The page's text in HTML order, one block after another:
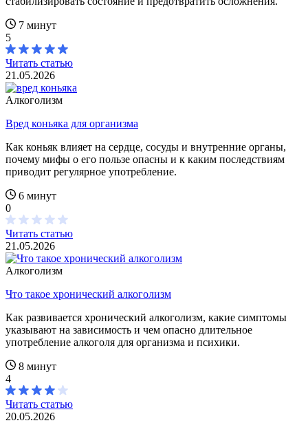
7 минут
5
Читать статью
21.05.2026
Алкоголизм
Вред коньяка для организма
Как коньяк влияет на сердце, сосуды и внутренние органы,
почему мифы о его пользе опасны и к каким последствиям
приводит регулярное употребление.
6 минут
0
Читать статью
21.05.2026
Алкоголизм
Что такое хронический алкоголизм
Как развивается хронический алкоголизм, какие симптомы
указывают на зависимость и чем опасно длительное
употребление алкоголя для организма и психики.
8 минут
4
Читать статью
20.05.2026